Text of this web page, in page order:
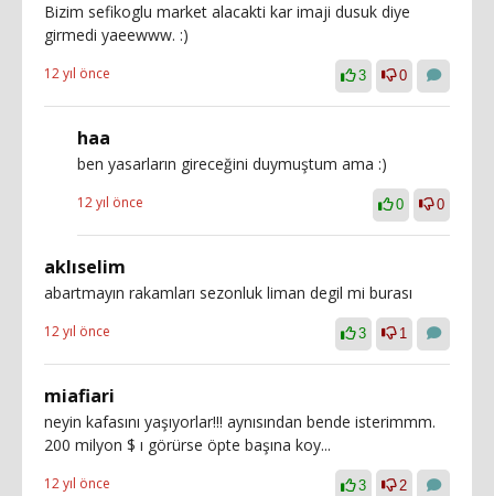
Bizim sefikoglu market alacakti kar imaji dusuk diye
girmedi yaeewww. :)
12 yıl önce 3 0
haa
ben yasarların gireceğini duymuştum ama :)
12 yıl önce 0 0
aklıselim
abartmayın rakamları sezonluk liman degil mi burası
12 yıl önce 3 1
miafiari
neyin kafasını yaşıyorlar!!! aynısından bende isterimmm.
200 milyon $ ı görürse öpte başına koy...
12 yıl önce 3 2